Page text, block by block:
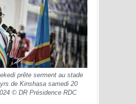
prête serment au stade
de Kinshasa samedi 20
© DR Présidence RDC